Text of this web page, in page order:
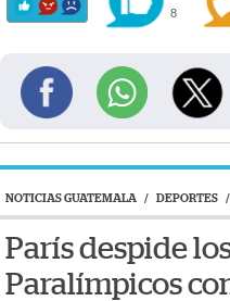
8
NOTICIAS GUATEMALA / DEPORTES /
París despide
Paralímpicos